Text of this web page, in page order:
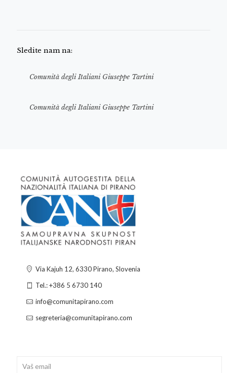
Sledite nam na:
Comunità degli Italiani Giuseppe Tartini
Comunità degli Italiani Giuseppe Tartini
Via Kajuh 12, 6330 Pirano, Slovenia
Tel.: +386 5 6730 140
info@comunitapirano.com
segreteria@comunitapirano.com